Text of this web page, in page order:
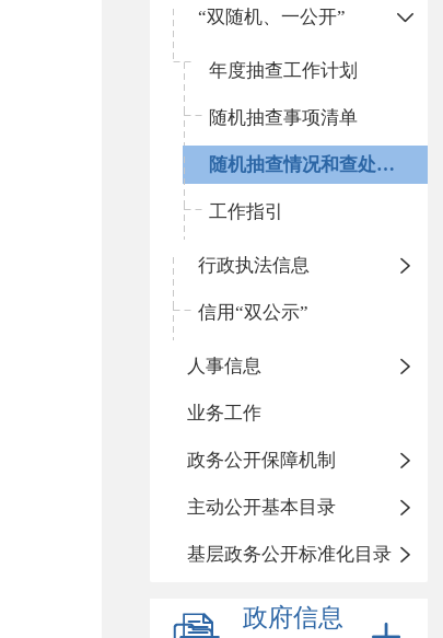
“双随机、一公开”
年度抽查工作计划
随机抽查事项清单
随机抽查情况和查处结果
工作指引
行政执法信息
信用“双公示”
人事信息
业务工作
政务公开保障机制
主动公开基本目录
基层政务公开标准化目录
政府信息